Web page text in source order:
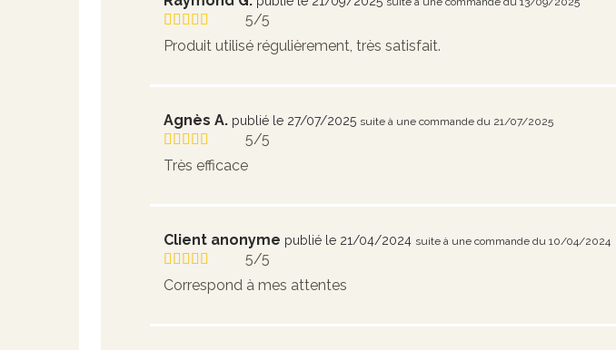
5/5
Produit utilisé régulièrement, très satisfait.
Agnès A. publié le 27/07/2025 suite à une commande du 21/07/2025
5/5
Très efficace
Client anonyme publié le 21/04/2024 suite à une commande du 10/04/2024
5/5
Correspond à mes attentes